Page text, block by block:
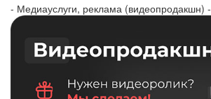
- Медиауслуги, реклама (видеопродакшн) -